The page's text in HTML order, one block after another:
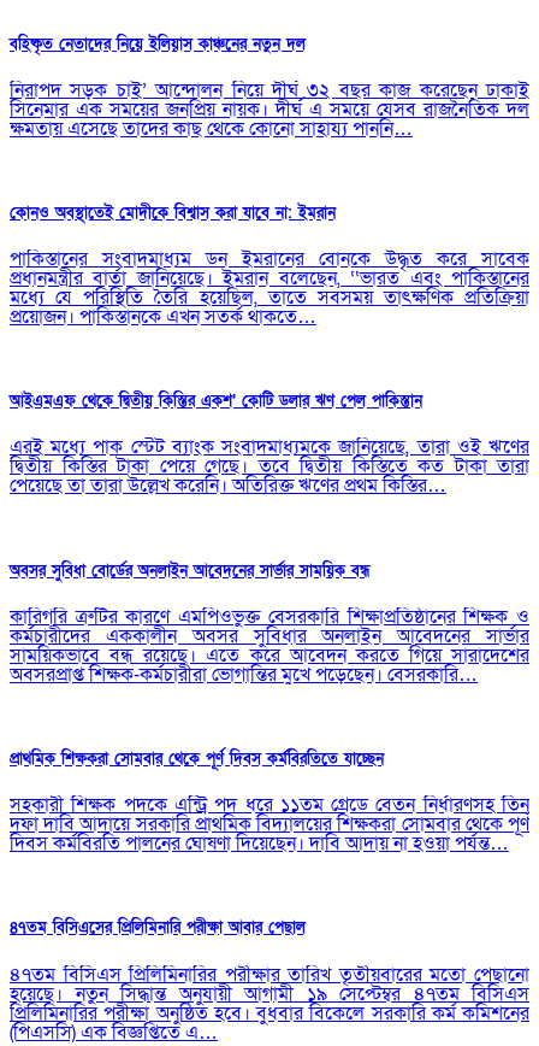
বহিষ্কৃত নেতাদের নিয়ে ইলিয়াস কাঞ্চনের নতুন দল
নিরাপদ সড়ক চাই’ আন্দোলন নিয়ে দীর্ঘ ৩২ বছর কাজ করেছেন ঢাকাই
সিনেমার এক সময়ের জনপ্রিয় নায়ক। দীর্ঘ এ সময়ে যেসব রাজনৈতিক দল
ক্ষমতায় এসেছে তাদের কাছ থেকে কোনো সাহায্য পাননি…
কোনও অবস্থাতেই মোদীকে বিশ্বাস করা যাবে না: ইমরান
পাকিস্তানের সংবাদমাধ্যম ডন ইমরানের বোনকে উদ্ধৃত করে সাবেক
প্রধানমন্ত্রীর বার্তা জানিয়েছে। ইমরান বলেছেন, ‘‘ভারত এবং পাকিস্তানের
মধ্যে যে পরিস্থিতি তৈরি হয়েছিল, তাতে সবসময় তাৎক্ষণিক প্রতিক্রিয়া
প্রয়োজন। পাকিস্তানকে এখন সতর্ক থাকতে…
আইএমএফ থেকে দ্বিতীয় কিস্তির একশ’ কোটি ডলার ঋণ পেল পাকিস্তান
এরই মধ্যে পাক স্টেট ব্যাংক সংবাদমাধ্যমকে জানিয়েছে, তারা ওই ঋণের
দ্বিতীয় কিস্তির টাকা পেয়ে গেছে। তবে দ্বিতীয় কিস্তিতে কত টাকা তারা
পেয়েছে তা তারা উল্লেখ করেনি। অতিরিক্ত ঋণের প্রথম কিস্তির…
অবসর সুবিধা বোর্ডের অনলাইন আবেদনের সার্ভার সাময়িক বন্ধ
কারিগরি ত্রুটির কারণে এমপিওভুক্ত বেসরকারি শিক্ষাপ্রতিষ্ঠানের শিক্ষক ও
কর্মচারীদের এককালীন অবসর সুবিধার অনলাইন আবেদনের সার্ভার
সাময়িকভাবে বন্ধ রয়েছে। এতে করে আবেদন করতে গিয়ে সারাদেশের
অবসরপ্রাপ্ত শিক্ষক-কর্মচারীরা ভোগান্তির মুখে পড়েছেন। বেসরকারি…
প্রাথমিক শিক্ষকরা সোমবার থেকে পূর্ণ দিবস কর্মবিরতিতে যাচ্ছেন
সহকারী শিক্ষক পদকে এন্ট্রি পদ ধরে ১১তম গ্রেডে বেতন নির্ধারণসহ তিন
দফা দাবি আদায়ে সরকারি প্রাথমিক বিদ্যালয়ের শিক্ষকরা সোমবার থেকে পূর্ণ
দিবস কর্মবিরতি পালনের ঘোষণা দিয়েছেন। দাবি আদায় না হওয়া পর্যন্ত…
৪৭তম বিসিএসের প্রিলিমিনারি পরীক্ষা আবার পেছাল
৪৭তম বিসিএস প্রিলিমিনারির পরীক্ষার তারিখ তৃতীয়বারের মতো পেছানো
হয়েছে। নতুন সিদ্ধান্ত অনুযায়ী আগামী ১৯ সেপ্টেম্বর ৪৭তম বিসিএস
প্রিলিমিনারির পরীক্ষা অনুষ্ঠিত হবে। বুধবার বিকেলে সরকারি কর্ম কমিশনের
(পিএসসি) এক বিজ্ঞপ্তিতে এ…